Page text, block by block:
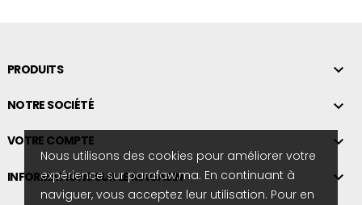
Nous utilisons des cookies pour améliorer votre
expérience sur parafaw.ma. En continuant à
naviguer, vous acceptez leur utilisation. Pour en
PRODUITS 
NOTRE SOCIÉTÉ 
VOTRE COMPTE 
INFORMATIONS SUR LE MAGASIN 